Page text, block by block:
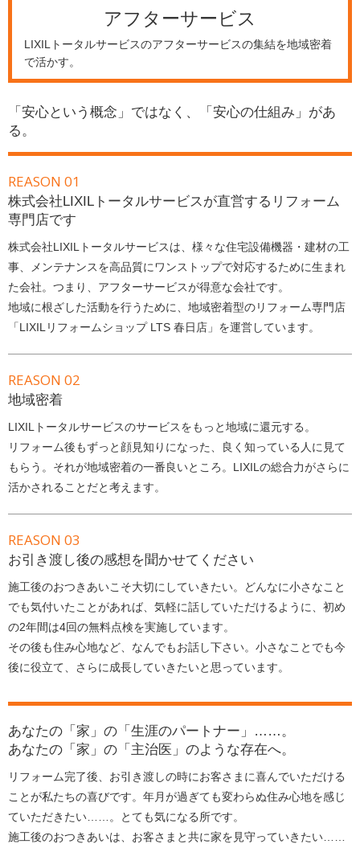
アフターサービス
LIXILトータルサービスのアフターサービスの集結を地域密着
で活かす。
「安心という概念」ではなく、「安心の仕組み」があ
る。
REASON 01
株式会社LIXILトータルサービスが直営するリフォーム
専門店です
株式会社LIXILトータルサービスは、様々な住宅設備機器・建材の工
事、メンテナンスを高品質にワンストップで対応するために生まれ
た会社。つまり、アフターサービスが得意な会社です。
地域に根ざした活動を行うために、地域密着型のリフォーム専門店
「LIXILリフォームショップ LTS 春日店」を運営しています。
REASON 02
地域密着
LIXILトータルサービスのサービスをもっと地域に還元する。
リフォーム後もずっと顔見知りになった、良く知っている人に見て
もらう。それが地域密着の一番良いところ。LIXILの総合力がさらに
活かされることだと考えます。
REASON 03
お引き渡し後の感想を聞かせてください
施工後のおつきあいこそ大切にしていきたい。どんなに小さなこと
でも気付いたことがあれば、気軽に話していただけるように、初め
の2年間は4回の無料点検を実施しています。
その後も住み心地など、なんでもお話し下さい。小さなことでも今
後に役立て、さらに成長していきたいと思っています。
あなたの「家」の「生涯のパートナー」……。
あなたの「家」の「主治医」のような存在へ。
リフォーム完了後、お引き渡しの時にお客さまに喜んでいただける
ことが私たちの喜びです。年月が過ぎても変わらぬ住み心地を感じ
ていただきたい……。とても気になる所です。
施工後のおつきあいは、お客さまと共に家を見守っていきたい……